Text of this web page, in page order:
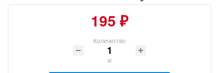
195 ₽
Количество
кг